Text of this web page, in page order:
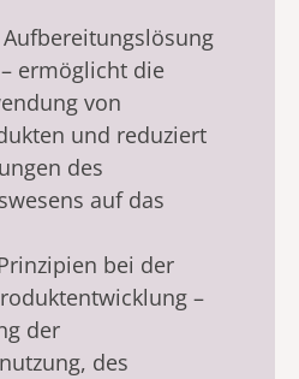
ermöglicht die
von
und reduziert
des
auf das
bei der
–
der
des